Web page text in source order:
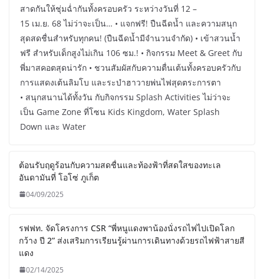
สาดกันให้ชุ่มฉ่ำกันทั้งครอบครัว ระหว่างวันที่ 12 –
15 เม.ย. 68 ไม่ว่าจะเป็น… • แจกฟรี! ปืนฉีดน้ำ และความสนุก
สุดสดชื่นสำหรับทุกคน! (ปืนฉีดน้ำมีจำนวนจำกัด) • เข้าสวนน้ำ
ฟรี สำหรับเด็กสูงไม่เกิน 106 ซม.! • กิจกรรม Meet & Greet กับ
พี่มาสคอตสุดน่ารัก • ชวนสัมผัสกับความตื่นเต้นทั้งครอบครัวกับ
การแสดงเต้นลิมโบ และระบำฮาวายพ่นไฟสุดตระการตา
• สนุกสนานได้ทั้งวัน กับกิจกรรม Splash Activities ไม่ว่าจะ
เป็น Game Zone ที่โซน Kids Kingdom, Water Splash
Down และ Water
ต้อนรับฤดูร้อนกับความสดชื่นและท้องฟ้าที่สดใสของทะเล
อันดามันที่ โอโซ่ ภูเก็ต
04/09/2025
รฟฟท. จัดโครงการ CSR “พี่หนูแดงพาน้องนั่งรถไฟไปเปิดโลก
กว้าง ปี 2” ส่งเสริมการเรียนรู้ผ่านการเดินทางด้วยรถไฟฟ้าสายสี
แดง
02/14/2025